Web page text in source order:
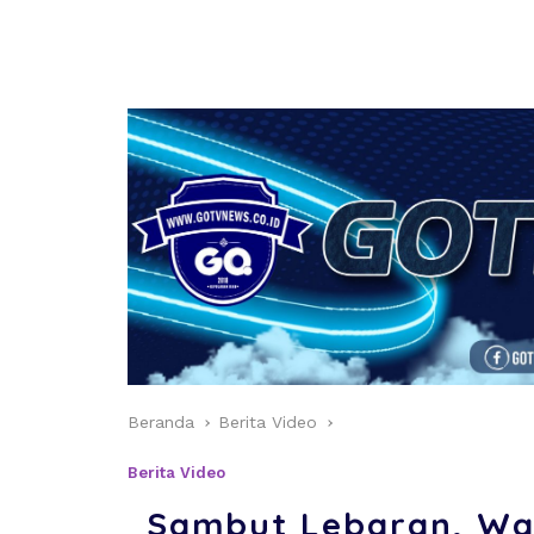
Beranda Berita Video
Berita Video
Sambut Lebaran,